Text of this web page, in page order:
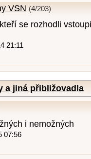
VSN (4/203)
se rozhodli
21:11
a jiná přibližovadla
i nemožných
07:56